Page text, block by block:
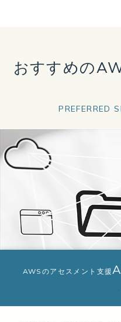
おすすめの
PREFERRED
AWSのアセスメント支援